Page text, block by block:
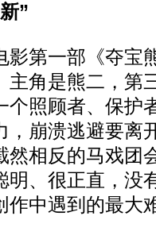
”
第一部《夺宝
主角是熊二，第
个照顾者、保护
，崩溃逃避要离
然相反的马戏团
明、很正直，没
作中遇到的最大